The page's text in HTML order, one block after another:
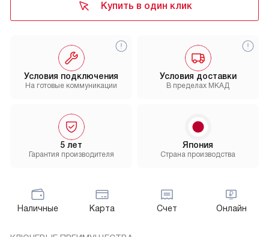
Купить в один клик
Условия доставки
В пределах МКАД
5 лет
Гарантия производителя
Условия подключения
На готовые коммуникации
Япония
Страна производства
Наличные Карта Счет Онлайн